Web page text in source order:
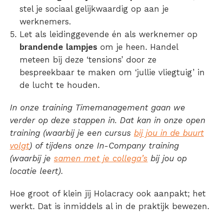
stel je sociaal gelijkwaardig op aan je
werknemers.
Let als leidinggevende én als werknemer op
brandende lampjes om je heen. Handel
meteen bij deze ‘tensions’ door ze
bespreekbaar te maken om ‘jullie vliegtuig’ in
de lucht te houden.
In onze training Timemanagement gaan we
verder op deze stappen in. Dat kan in onze open
training (waarbij je een cursus bij jou in de buurt
volgt) of tijdens onze In-Company training
(waarbij je samen met je collega’s bij jou op
locatie leert).
Hoe groot of klein jij Holacracy ook aanpakt; het
werkt. Dat is inmiddels al in de praktijk bewezen.